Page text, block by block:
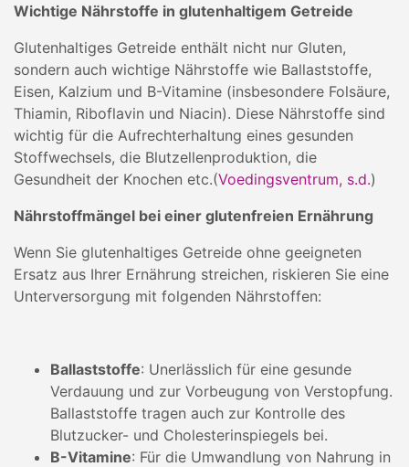
Wichtige Nährstoffe in glutenhaltigem Getreide
Glutenhaltiges Getreide enthält nicht nur Gluten,
sondern auch wichtige Nährstoffe wie Ballaststoffe,
Eisen, Kalzium und B-Vitamine (insbesondere Folsäure,
Thiamin, Riboflavin und Niacin). Diese Nährstoffe sind
wichtig für die Aufrechterhaltung eines gesunden
Stoffwechsels, die Blutzellenproduktion, die
Gesundheit der Knochen etc.(Voedingsventrum, s.d.)
Nährstoffmängel bei einer glutenfreien Ernährung
Wenn Sie glutenhaltiges Getreide ohne geeigneten
Ersatz aus Ihrer Ernährung streichen, riskieren Sie eine
Unterversorgung mit folgenden Nährstoffen:
Ballaststoffe: Unerlässlich für eine gesunde
Verdauung und zur Vorbeugung von Verstopfung.
Ballaststoffe tragen auch zur Kontrolle des
Blutzucker- und Cholesterinspiegels bei.
B-Vitamine: Für die Umwandlung von Nahrung in